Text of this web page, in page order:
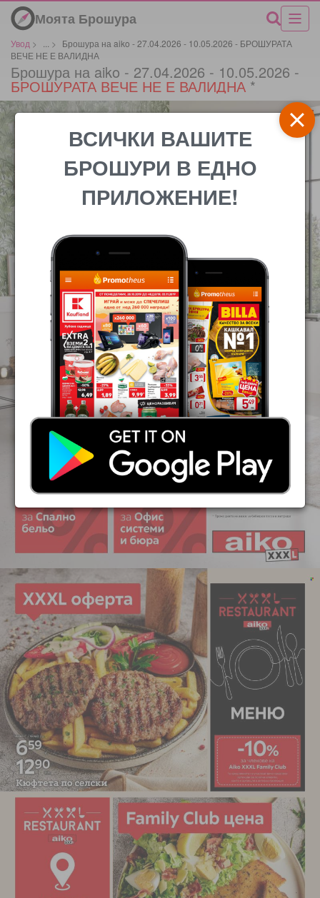
Моята Брошура
Увод > >
Брошура на aiko - 27.04.2026 - 10.05.2026 - БРОШУРАТА
ВЕЧЕ НЕ Е ВАЛИДНА
Брошура на aiko - 27.04.2026 - 10.05.2026 -
БРОШУРАТА ВЕЧЕ НЕ Е ВАЛИДНА *
ВСИЧКИ ВАШИТЕ
БРОШУРИ В ЕДНО
ПРИЛОЖЕНИЕ!